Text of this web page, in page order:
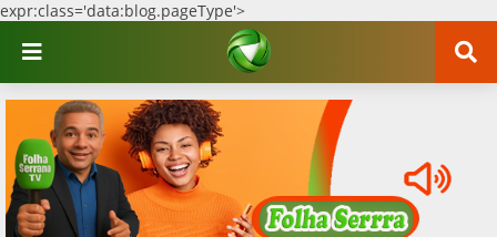
expr:class='data:blog.pageType'>